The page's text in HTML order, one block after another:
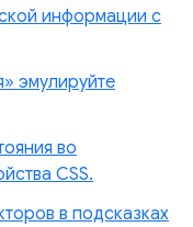
информации с
эмулируйте
во
CSS.
в подсказках